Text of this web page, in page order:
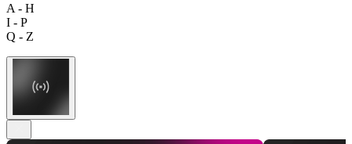
A - H
I - P
Q - Z